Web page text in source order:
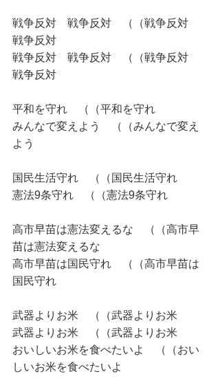
戦争反対　戦争反対　（（戦争反対
戦争反対
戦争反対　戦争反対　（（戦争反対
戦争反対
平和を守れ　（（平和を守れ
みんなで変えよう　（（みんなで変え
よう
国民生活守れ　（（国民生活守れ
憲法9条守れ　（（憲法9条守れ
高市早苗は憲法変えるな　（（高市早
苗は憲法変えるな
高市早苗は国民守れ　（（高市早苗は
国民守れ
武器よりお米　（（武器よりお米
武器よりお米　（（武器よりお米
おいしいお米を食べたいよ　（（おい
しいお米を食べたいよ